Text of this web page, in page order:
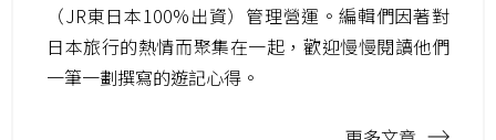
（JR東日本100%出資）管理營運。編輯們因著對
日本旅行的熱情而聚集在一起，歡迎慢慢閱讀他們
一筆一劃撰寫的遊記心得。